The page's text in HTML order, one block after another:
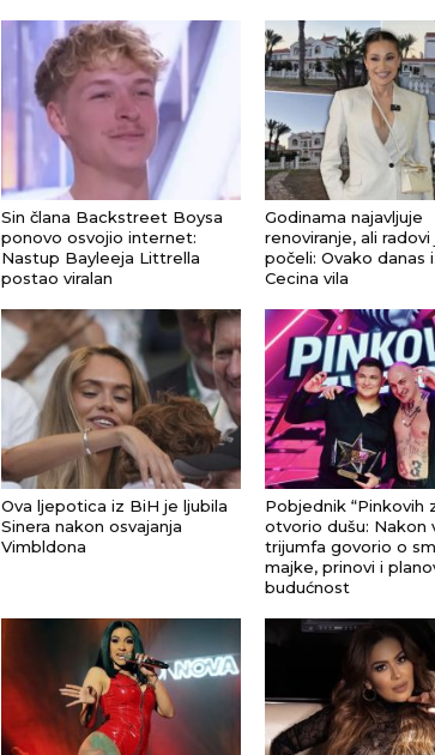
Sin člana Backstreet Boysa
ponovo osvojio internet:
Nastup Bayleeja Littrella
postao viralan
Godinama najavljuje
renoviranje, ali radovi
počeli: Ovako danas
Cecina vila
Ova ljepotica iz BiH je ljubila
Sinera nakon osvajanja
Vimbldona
Pobjednik “Pinkovih
otvorio dušu: Nakon
trijumfa govorio o
majke, prinovi i
budućnost